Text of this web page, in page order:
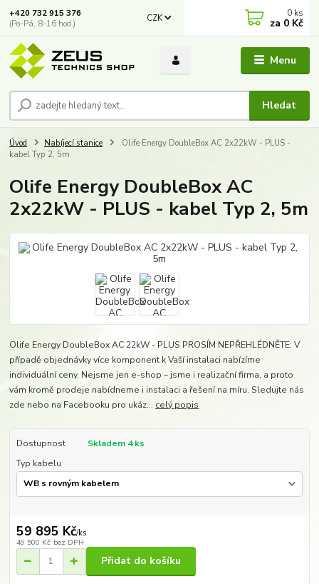
Menu
CZK
Hledat
+420 732 915 376
(Po-Pá, 8-16 hod.)
0 ks
za 0 Kč
Úvod Nabíjecí stanice
Olife Energy DoubleBox AC 2x22kW - PLUS -
kabel Typ 2, 5m
Olife Energy DoubleBox AC
2x22kW - PLUS - kabel Typ 2, 5m
Olife Energy DoubleBox AC 22kW - PLUS PROSÍM NEPŘEHLÉDNĚTE: V
případě objednávky více komponent k Vaší instalaci nabízíme
individuální ceny. Nejsme jen e-shop – jsme i realizační firma, a proto
vám kromě prodeje nabídneme i instalaci a řešení na míru. Sledujte nás
zde nebo na Facebooku pro ukáz... celý popis
Dostupnost
Skladem 4 ks
Typ kabelu
59 895 Kč/ks
49 500 Kč bez DPH
Přidat do košíku